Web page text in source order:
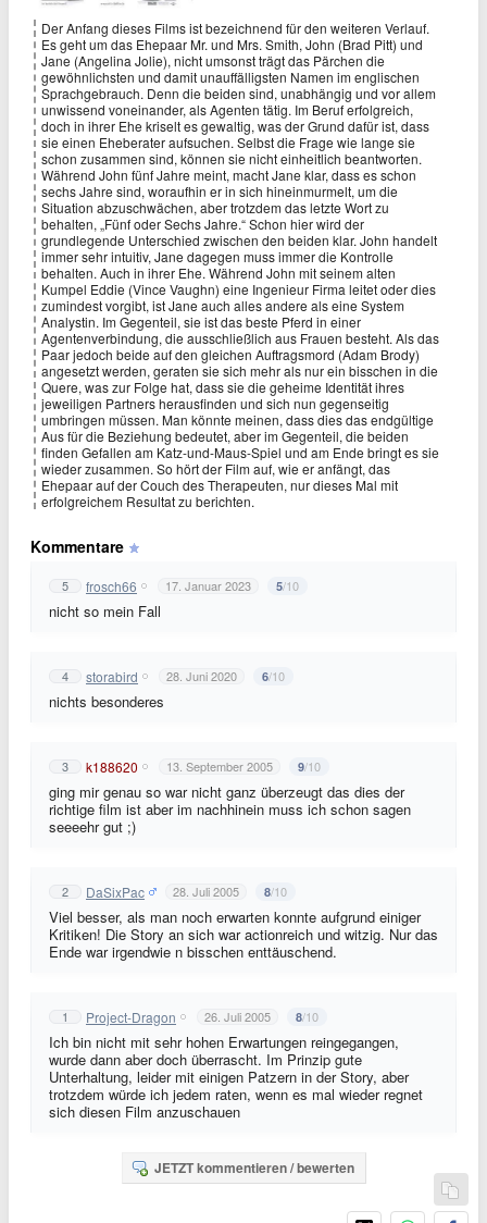
Der Anfang dieses Films ist bezeichnend für den weiteren Verlauf.
Es geht um das Ehepaar Mr. und Mrs. Smith, John (Brad Pitt) und
Jane (Angelina Jolie), nicht umsonst trägt das Pärchen die
gewöhnlichsten und damit unauffälligsten Namen im englischen
Sprachgebrauch. Denn die beiden sind, unabhängig und vor allem
unwissend voneinander, als Agenten tätig. Im Beruf erfolgreich,
doch in ihrer Ehe kriselt es gewaltig, was der Grund dafür ist, dass
sie einen Eheberater aufsuchen. Selbst die Frage wie lange sie
schon zusammen sind, können sie nicht einheitlich beantworten.
Während John fünf Jahre meint, macht Jane klar, dass es schon
sechs Jahre sind, woraufhin er in sich hineinmurmelt, um die
Situation abzuschwächen, aber trotzdem das letzte Wort zu
behalten, „Fünf oder Sechs Jahre.“ Schon hier wird der
grundlegende Unterschied zwischen den beiden klar. John handelt
immer sehr intuitiv, Jane dagegen muss immer die Kontrolle
behalten. Auch in ihrer Ehe. Während John mit seinem alten
Kumpel Eddie (Vince Vaughn) eine Ingenieur Firma leitet oder dies
zumindest vorgibt, ist Jane auch alles andere als eine System
Analystin. Im Gegenteil, sie ist das beste Pferd in einer
Agentenverbindung, die ausschließlich aus Frauen besteht. Als das
Paar jedoch beide auf den gleichen Auftragsmord (Adam Brody)
angesetzt werden, geraten sie sich mehr als nur ein bisschen in die
Quere, was zur Folge hat, dass sie die geheime Identität ihres
jeweiligen Partners herausfinden und sich nun gegenseitig
umbringen müssen. Man könnte meinen, dass dies das endgültige
Aus für die Beziehung bedeutet, aber im Gegenteil, die beiden
finden Gefallen am Katz-und-Maus-Spiel und am Ende bringt es sie
wieder zusammen. So hört der Film auf, wie er anfängt, das
Ehepaar auf der Couch des Therapeuten, nur dieses Mal mit
erfolgreichem Resultat zu berichten.
Kommentare
5 frosch66 17. Januar 2023 5/10
nicht so mein Fall
4 storabird 28. Juni 2020 6/10
nichts besonderes
3 k188620 13. September 2005 9/10
ging mir genau so war nicht ganz überzeugt das dies der
richtige film ist aber im nachhinein muss ich schon sagen
seeeehr gut ;)
2 DaSixPac 28. Juli 2005 8/10
Viel besser, als man noch erwarten konnte aufgrund einiger
Kritiken! Die Story an sich war actionreich und witzig. Nur das
Ende war irgendwie n bisschen enttäuschend.
1 Project-Dragon 26. Juli 2005 8/10
Ich bin nicht mit sehr hohen Erwartungen reingegangen,
wurde dann aber doch überrascht. Im Prinzip gute
Unterhaltung, leider mit einigen Patzern in der Story, aber
trotzdem würde ich jedem raten, wenn es mal wieder regnet
sich diesen Film anzuschauen
JETZT kommentieren / bewerten